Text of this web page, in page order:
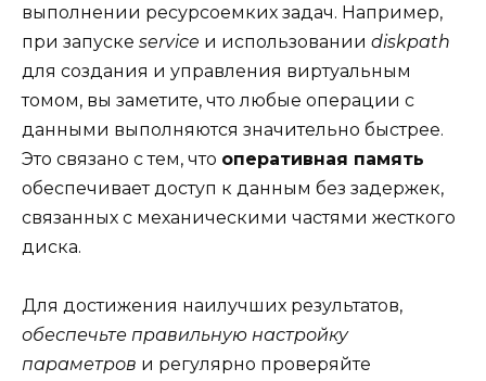
выполнении ресурсоемких задач. Например,
при запуске service и использовании diskpath
для создания и управления виртуальным
томом, вы заметите, что любые операции с
данными выполняются значительно быстрее.
Это связано с тем, что оперативная память
обеспечивает доступ к данным без задержек,
связанных с механическими частями жесткого
диска.
Для достижения наилучших результатов,
обеспечьте правильную настройку
параметров и регулярно проверяйте